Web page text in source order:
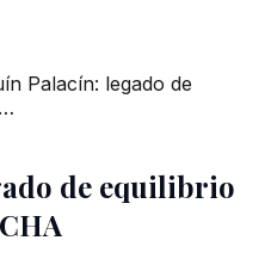
Palacín: legado de
de equilibrio